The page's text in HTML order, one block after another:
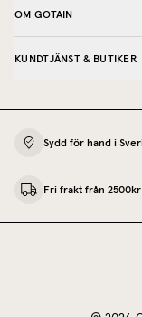
OM GOTAIN
KUNDTJÄNST & BUTIKER
Sydd för hand i
Fri frakt från 2500kr